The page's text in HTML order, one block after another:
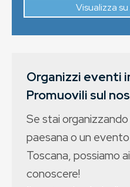
Visualizza
Organizzi eventi
Promuovili sul
Se stai
paesana o un
Toscana, possiamo
conoscere!